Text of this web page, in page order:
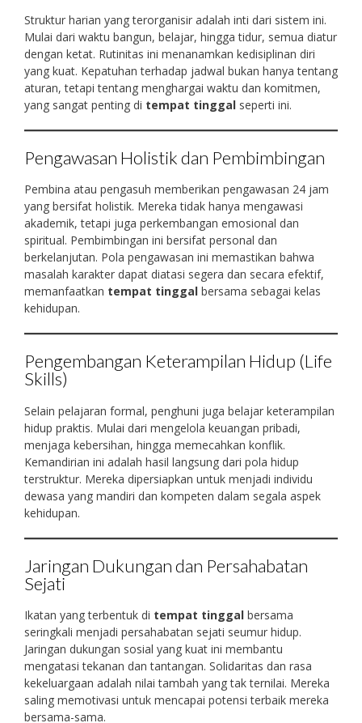
Struktur harian yang terorganisir adalah inti dari sistem ini.
Mulai dari waktu bangun, belajar, hingga tidur, semua diatur
dengan ketat. Rutinitas ini menanamkan kedisiplinan diri
yang kuat. Kepatuhan terhadap jadwal bukan hanya tentang
aturan, tetapi tentang menghargai waktu dan komitmen,
yang sangat penting di tempat tinggal seperti ini.
Pengawasan Holistik dan Pembimbingan
Pembina atau pengasuh memberikan pengawasan 24 jam
yang bersifat holistik. Mereka tidak hanya mengawasi
akademik, tetapi juga perkembangan emosional dan
spiritual. Pembimbingan ini bersifat personal dan
berkelanjutan. Pola pengawasan ini memastikan bahwa
masalah karakter dapat diatasi segera dan secara efektif,
memanfaatkan tempat tinggal bersama sebagai kelas
kehidupan.
Pengembangan Keterampilan Hidup (Life
Skills)
Selain pelajaran formal, penghuni juga belajar keterampilan
hidup praktis. Mulai dari mengelola keuangan pribadi,
menjaga kebersihan, hingga memecahkan konflik.
Kemandirian ini adalah hasil langsung dari pola hidup
terstruktur. Mereka dipersiapkan untuk menjadi individu
dewasa yang mandiri dan kompeten dalam segala aspek
kehidupan.
Jaringan Dukungan dan Persahabatan
Sejati
Ikatan yang terbentuk di tempat tinggal bersama
seringkali menjadi persahabatan sejati seumur hidup.
Jaringan dukungan sosial yang kuat ini membantu
mengatasi tekanan dan tantangan. Solidaritas dan rasa
kekeluargaan adalah nilai tambah yang tak ternilai. Mereka
saling memotivasi untuk mencapai potensi terbaik mereka
bersama-sama.